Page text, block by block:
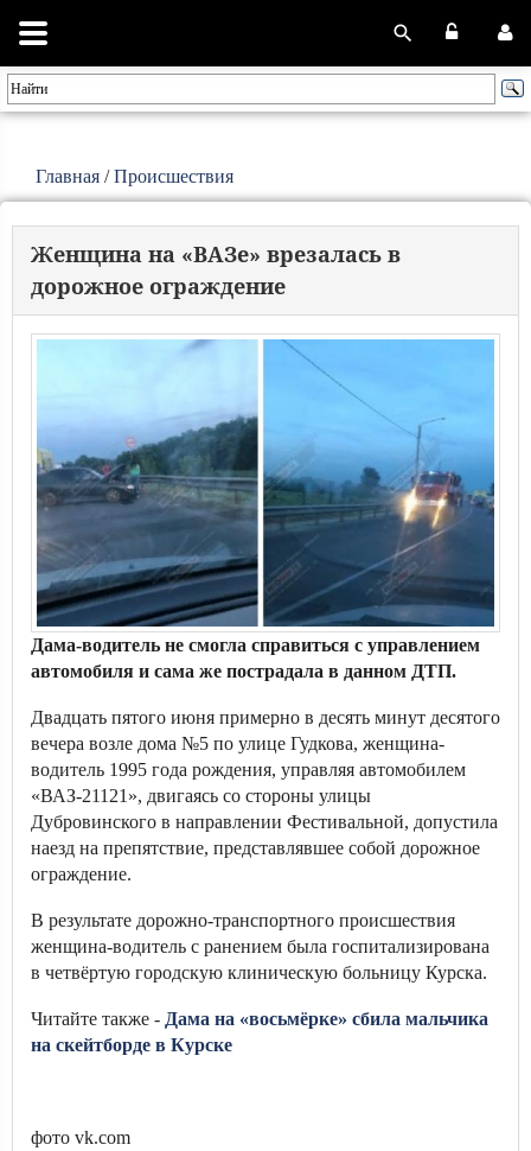
Главная /Происшествия
Женщина на «ВАЗе» врезалась в
дорожное ограждение
Дама-водитель не смогла справиться с управлением
автомобиля и сама же пострадала в данном ДТП.
Двадцать пятого июня примерно в десять минут десятого
вечера возле дома №5 по улице Гудкова, женщина-
водитель 1995 года рождения, управляя автомобилем
«ВАЗ-21121», двигаясь со стороны улицы
Дубровинского в направлении Фестивальной, допустила
наезд на препятствие, представлявшее собой дорожное
ограждение.
В результате дорожно-транспортного происшествия
женщина-водитель с ранением была госпитализирована
в четвёртую городскую клиническую больницу Курска.
Читайте также - Дама на «восьмёрке» сбила мальчика
на скейтборде в Курске
фото vk.com